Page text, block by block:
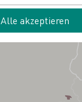
Alle akzeptieren